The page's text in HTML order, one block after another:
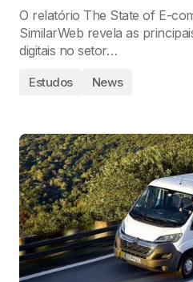
O relatório The State of E-
SimilarWeb revela as
digitais no setor…
Estudos News